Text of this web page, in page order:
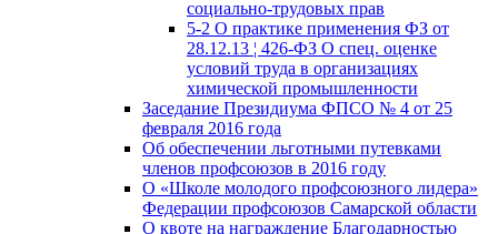
социально-трудовых прав
5-2 О практике применения ФЗ от
28.12.13 ¦ 426-ФЗ О спец. оценке
условий труда в организациях
химической промышленности
Заседание Президиума ФПСО № 4 от 25
февраля 2016 года
Об обеспечении льготными путевками
членов профсоюзов в 2016 году
О «Школе молодого профсоюзного лидера»
Федерации профсоюзов Самарской области
О квоте на награждение Благодарностью